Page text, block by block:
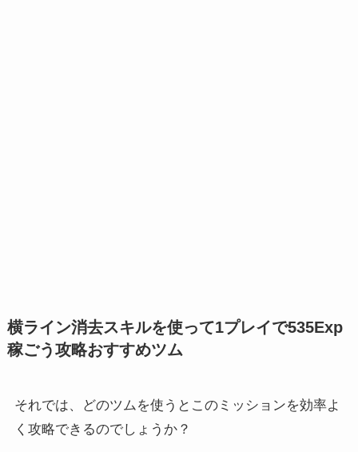
横ライン消去スキルを使って1プレイで535Exp
稼ごう攻略おすすめツム
それでは、どのツムを使うとこのミッションを効率よ
く攻略できるのでしょうか？